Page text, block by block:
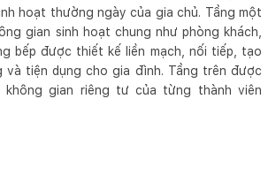
hoạt thường ngày của gia chủ. Tầng một
gian sinh hoạt chung như phòng khách,
bếp được thiết kế liền mạch, nối tiếp, tạo
và tiện dụng cho gia đình. Tầng trên được
gian riêng tư của từng thành viên